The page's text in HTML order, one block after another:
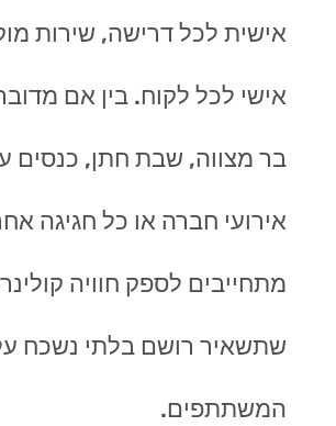
אישית לכל דרישה, שירות
אישי לכל לקוח. בין אם
בר מצווה, שבת חתן, כנסים
אירועי חברה או כל חגיגה
מתחייבים לספק חוויה
שתשאיר רושם בלתי נשכח
המשתתפים.